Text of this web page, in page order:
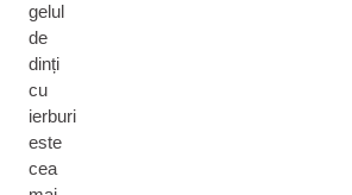
gelul
de
dinți
cu
ierburi
este
cea